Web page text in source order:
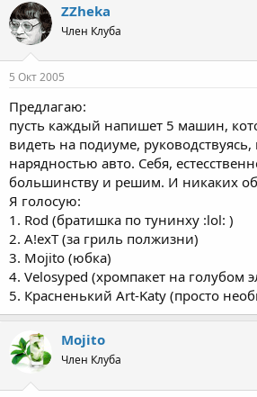
ZZheka
Член Клуба
5 Окт 2005
Предлагаю:
пусть каждый напишет 5 машин,
видеть на подиуме,
нарядностью авто. Себя,
большинству и решим. И никаких
Я голосую:
1. Rod (братишка по тунинху :lol: )
2. A!exT (за гриль полжизни)
3. Mojito (юбка)
4. Velosyped (хромпакет на голубом
5. Красненький Art-Katy (просто
Mojito
Член Клуба